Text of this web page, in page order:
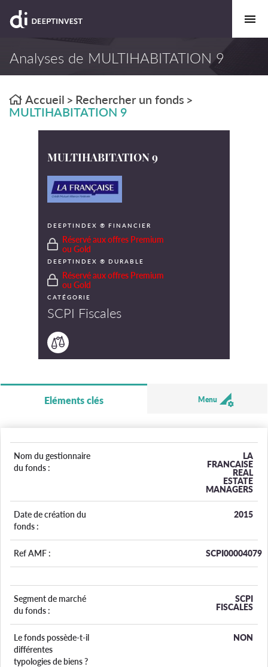
Analyses de MULTIHABITATION 9
Accueil > Rechercher un fonds >
MULTIHABITATION 9
MULTIHABITATION 9
DEEPTINDEX ® FINANCIER
Réservé aux offres Premium
ou Gold
DEEPTINDEX ® DURABLE
Réservé aux offres Premium
ou Gold
CATÉGORIE
SCPI Fiscales
Eléments clés Menu
Nom du gestionnaire
du fonds :
LA
FRANCAISE
REAL
ESTATE
MANAGERS
Date de création du
fonds :
2015
Ref AMF : SCPI00004079
Segment de marché
du fonds :
SCPI
FISCALES
Le fonds possède-t-il
différentes
typologies de biens ?
NON